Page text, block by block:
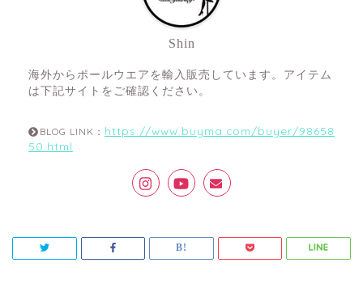
Shin
海外からポールウエアを輸入販売しています。アイテム
は下記サイトをご確認ください。
BLOG LINK： https://www.buyma.com/buyer/98658
50.html